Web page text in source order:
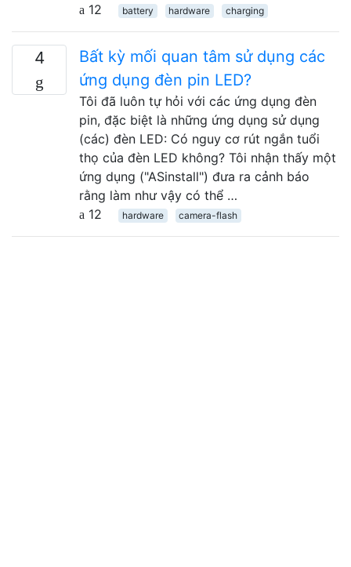
12
battery hardware charging
4
Bất kỳ mối quan tâm sử dụng các
ứng dụng đèn pin LED?
Tôi đã luôn tự hỏi với các ứng dụng đèn
pin, đặc biệt là những ứng dụng sử dụng
(các) đèn LED: Có nguy cơ rút ngắn tuổi
thọ của đèn LED không? Tôi nhận thấy một
ứng dụng ("ASinstall") đưa ra cảnh báo
rằng làm như vậy có thể …
12
hardware camera-flash